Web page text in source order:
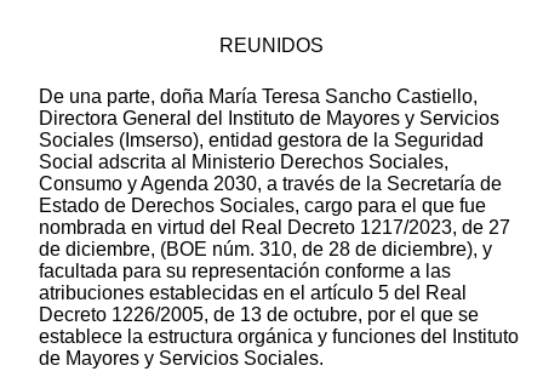
REUNIDOS
De una parte, doña María Teresa Sancho Castiello,
Directora General del Instituto de Mayores y Servicios
Sociales (Imserso), entidad gestora de la Seguridad
Social adscrita al Ministerio Derechos Sociales,
Consumo y Agenda 2030, a través de la Secretaría de
Estado de Derechos Sociales, cargo para el que fue
nombrada en virtud del Real Decreto 1217/2023, de 27
de diciembre, (BOE núm. 310, de 28 de diciembre), y
facultada para su representación conforme a las
atribuciones establecidas en el artículo 5 del Real
Decreto 1226/2005, de 13 de octubre, por el que se
establece la estructura orgánica y funciones del Instituto
de Mayores y Servicios Sociales.